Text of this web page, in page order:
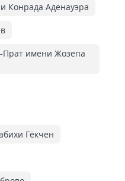
Конрада Аденауэра
Прат имени Жозепа
Гёкчен